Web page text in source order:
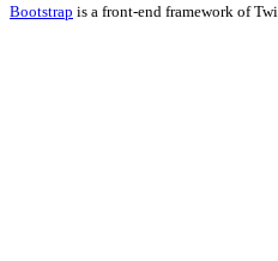
Bootstrap is a front-end framework of